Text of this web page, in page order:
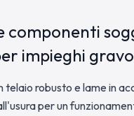
componenti
impieghi
telaio robusto e lame in
per un